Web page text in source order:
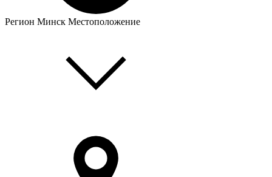
Регион Минск Местоположение